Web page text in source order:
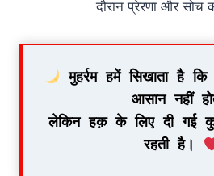
दौरान प्रेरणा और सोच
मुहर्रम हमें सिखाता है
आसान नहीं
लेकिन हक़ के लिए दी गई
रहती है।